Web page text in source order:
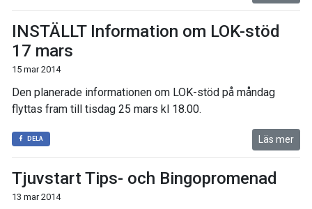
INSTÄLLT Information om LOK-stöd
17 mars
15 mar 2014
Den planerade informationen om LOK-stöd på måndag
flyttas fram till tisdag 25 mars kl 18.00.
DELA Läs mer
Tjuvstart Tips- och Bingopromenad
13 mar 2014